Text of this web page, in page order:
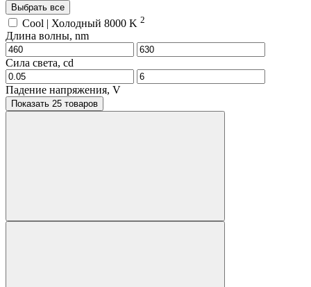
Выбрать все
Cool | Холодный 8000 K 2
Длина волны, nm
Сила света, cd
Падение напряжения, V
Показать 25 товаров